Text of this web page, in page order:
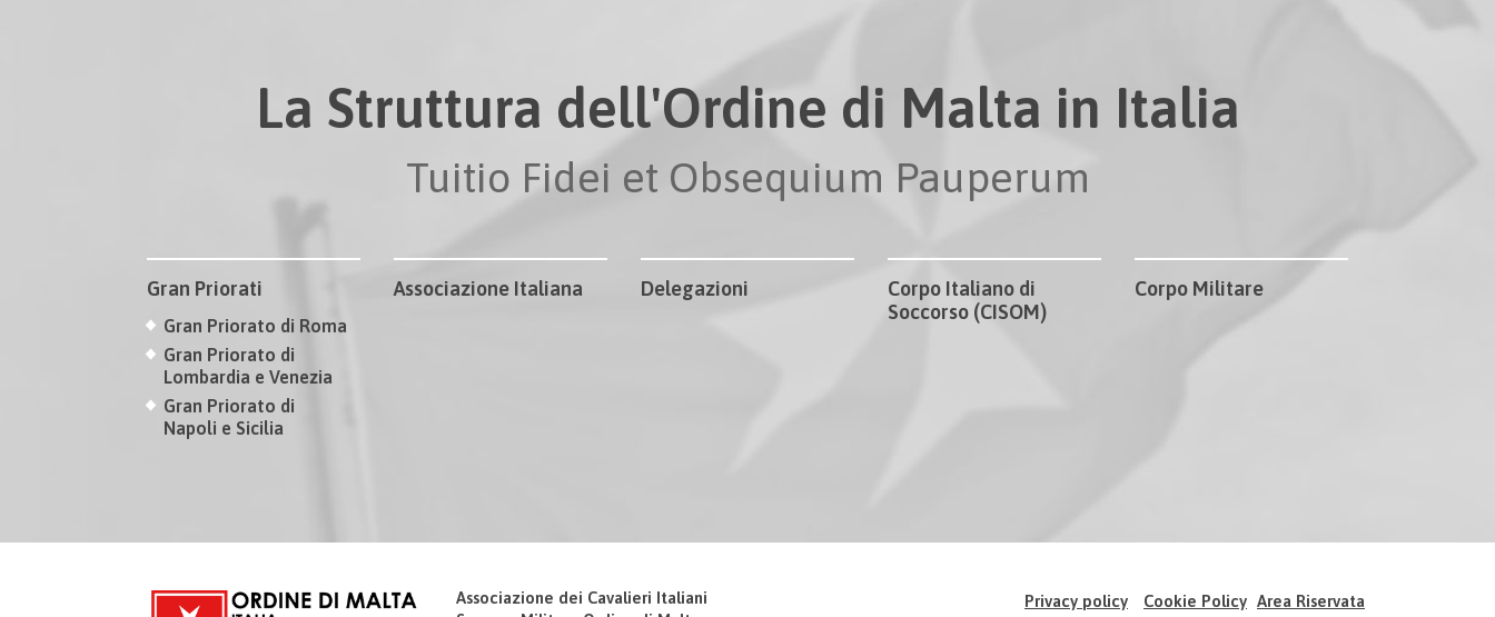
La Struttura dell'Ordine di Malta in Italia
Tuitio Fidei et Obsequium Pauperum
Gran Priorati
Gran Priorato di Roma
Gran Priorato di
Lombardia e Venezia
Gran Priorato di
Napoli e Sicilia
Associazione Italiana Delegazioni
Corpo Italiano di
Soccorso (CISOM)
Corpo Militare
Associazione dei Cavalieri Italiani
Privacy policy Cookie Policy Area Riservata